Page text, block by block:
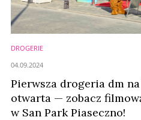
DROGERIE
Pierwsza drogeria dm
otwarta — zobacz
w San Park Piaseczno!
04.09.2024